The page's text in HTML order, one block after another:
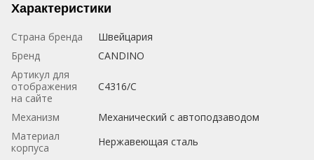
Характеристики
Страна бренда
Швейцария
Бренд
CANDINO
Артикул для
отображения
на сайте
C4316/C
Механизм
Механический с автоподзаводом
Материал
корпуса
Нержавеющая сталь